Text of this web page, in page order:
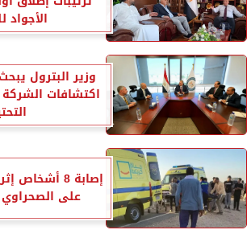
الأجواد
وزير البترول
اكتشافات
إصابة 8
على الصحراوي